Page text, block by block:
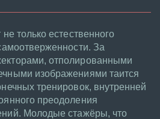
только естественного
За
отполированными
изображениями таится
тренировок, внутренней
преодоления
Молодые стажёры, что